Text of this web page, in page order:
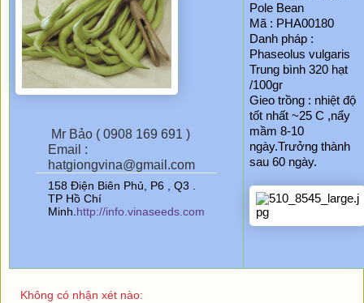
Mr Bảo ( 0908 169 691 )
Email :
hatgiongvina@gmail.com
158 Điện Biên Phủ, P6 , Q3 .
TP Hồ Chí
Minh. http://info.vinaseeds.com
Pole Bean
Mã : PHA00180
Danh pháp :
Phaseolus vulgaris
Trung bình 320 hạt
/100gr
Gieo trồng : nhiệt độ
tốt nhất ~25 C ,nẩy
mầm 8-10
ngày.Trưởng thành
sau 60 ngày.
Không có nhận xét nào: